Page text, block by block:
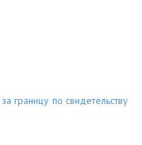
границу по свидетельству